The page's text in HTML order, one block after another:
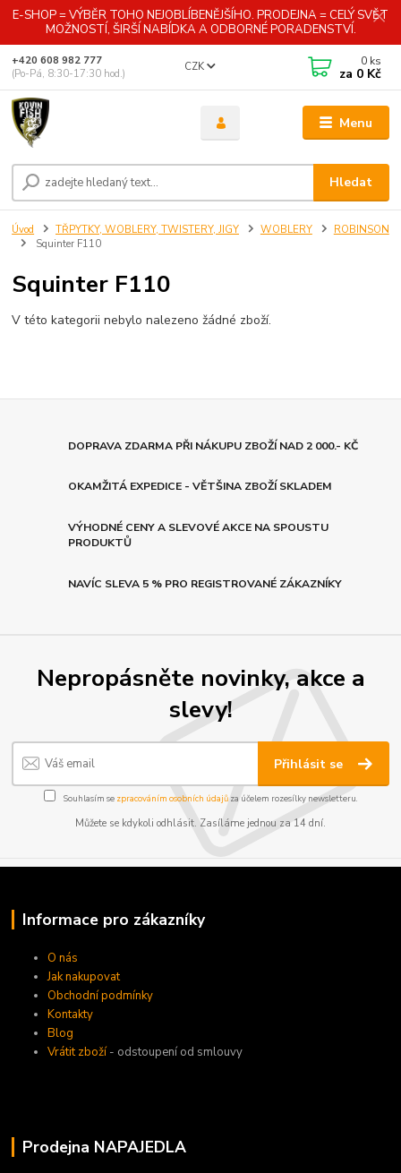
E-SHOP = VÝBĚR TOHO NEJOBLÍBENĚJŠÍHO. PRODEJNA = CELÝ SVĚT
MOŽNOSTÍ, ŠIRŠÍ NABÍDKA A ODBORNÉ PORADENSTVÍ.
Menu
CZK
Hledat
+420 608 982 777
(Po-Pá, 8:30-17:30 hod.)
0 ks
za 0 Kč
Úvod TŘPYTKY, WOBLERY, TWISTERY, JIGY WOBLERY
ROBINSON
Squinter F110
Squinter F110
V této kategorii nebylo nalezeno žádné zboží.
DOPRAVA ZDARMA PŘI NÁKUPU ZBOŽÍ NAD 2 000.- KČ
OKAMŽITÁ EXPEDICE - VĚTŠINA ZBOŽÍ SKLADEM
VÝHODNÉ CENY A SLEVOVÉ AKCE NA SPOUSTU
PRODUKTŮ
NAVÍC SLEVA 5 % PRO REGISTROVANÉ ZÁKAZNÍKY
Nepropásněte novinky, akce a
slevy!
Přihlásit se
Souhlasím se zpracováním osobních údajůza účelem rozesílky newsletteru.
Můžete se kdykoli odhlásit. Zasíláme jednou za 14 dní.
Informace pro zákazníky
O nás
Jak nakupovat
Obchodní podmínky
Kontakty
Blog
Vrátit zboží- odstoupení od smlouvy
Prodejna NAPAJEDLA